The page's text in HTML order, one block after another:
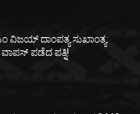
ವಿಜಯ್‌ ದಾಂಪತ್ಯ ಸುಖಾಂತ್ಯ:
ಪಡೆದ ಪತ್ನಿ!